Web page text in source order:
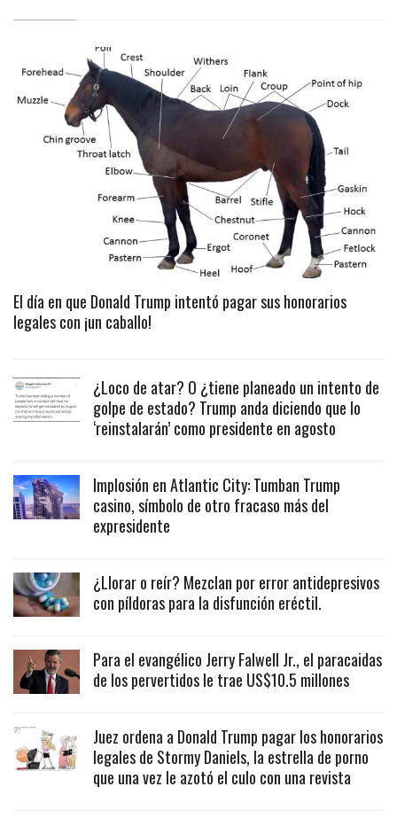
El día en que Donald Trump intentó pagar sus honorarios
legales con ¡un caballo!
¿Loco de atar? O ¿tiene planeado un intento de
golpe de estado? Trump anda diciendo que lo
‘reinstalarán’ como presidente en agosto
Implosión en Atlantic City: Tumban Trump
casino, símbolo de otro fracaso más del
expresidente
¿Llorar o reír? Mezclan por error antidepresivos
con píldoras para la disfunción eréctil.
Para el evangélico Jerry Falwell Jr., el paracaidas
de los pervertidos le trae US$10.5 millones
Juez ordena a Donald Trump pagar los honorarios
legales de Stormy Daniels, la estrella de porno
que una vez le azotó el culo con una revista